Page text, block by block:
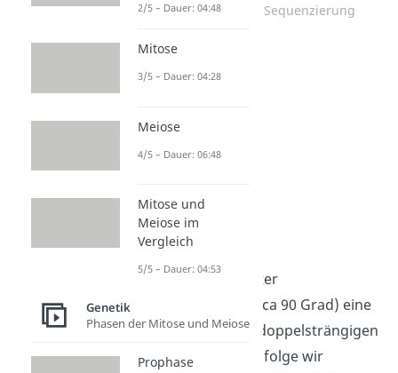
Ablauf der Sanger Sequenzierung
Denaturierung
Zunächst erfolgt unter
Hitzeeinwirkung (circa 90 Grad) eine
Denaturierungder doppelsträngigen
DNA, deren Basenabfolge wir
2/5 – Dauer: 04:48
Mitose
3/5 – Dauer: 04:28
Meiose
4/5 – Dauer: 06:48
Mitose und
Meiose im
Vergleich
5/5 – Dauer: 04:53
Genetik
Phasen der Mitose und Meiose
Prophase